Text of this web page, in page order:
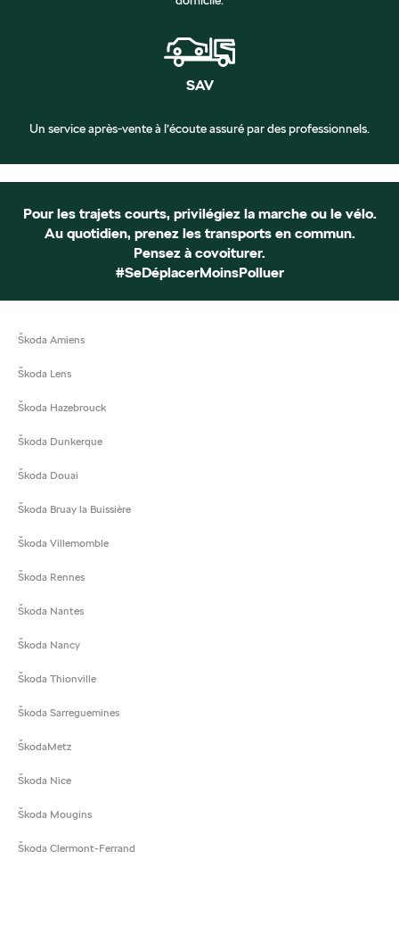
SAV
Un service après-vente à l’écoute assuré par des professionnels.
Pour les trajets courts, privilégiez la marche ou le vélo.
Au quotidien, prenez les transports en commun.
Pensez à covoiturer.
#SeDéplacerMoinsPolluer
Škoda Amiens
Škoda Lens
Škoda Hazebrouck
Škoda Dunkerque
Škoda Douai
Škoda Bruay la Buissière
Škoda Villemomble
Škoda Rennes
Škoda Nantes
Škoda Nancy
Škoda Thionville
Škoda Sarreguemines
ŠkodaMetz
Škoda Nice
Škoda Mougins
Škoda Clermont-Ferrand